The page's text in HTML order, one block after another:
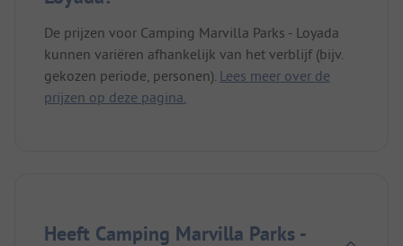
De prijzen voor Camping Marvilla Parks - Loyada
kunnen variëren afhankelijk van het verblijf (bijv.
gekozen periode, personen). Lees meer over de
prijzen op deze pagina.
Heeft Camping Marvilla Parks -